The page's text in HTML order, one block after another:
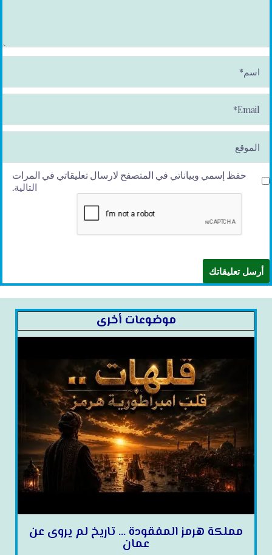
م
*
ai
l*
حفظ إسمي وبياناتي في المتصفح لارسال تعليقاتي في المرات
التالية.
موضوعات أخرى
مملكة هرمز المفقودة … تاريخ لم يروى عن
عمان